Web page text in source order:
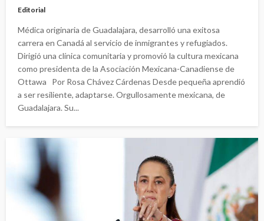
Editorial
Médica originaria de Guadalajara, desarrolló una exitosa
carrera en Canadá al servicio de inmigrantes y refugiados.
Dirigió una clínica comunitaria y promovió la cultura mexicana
como presidenta de la Asociación Mexicana-Canadiense de
Ottawa Por Rosa Chávez Cárdenas Desde pequeña aprendió
a ser resiliente, adaptarse. Orgullosamente mexicana, de
Guadalajara. Su...